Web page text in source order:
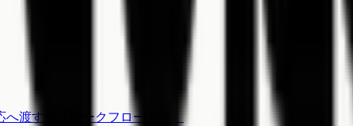
渡す公式ワークフローです。